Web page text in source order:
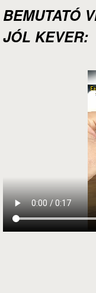
BEMUTATÓ
JÓL KEVER: